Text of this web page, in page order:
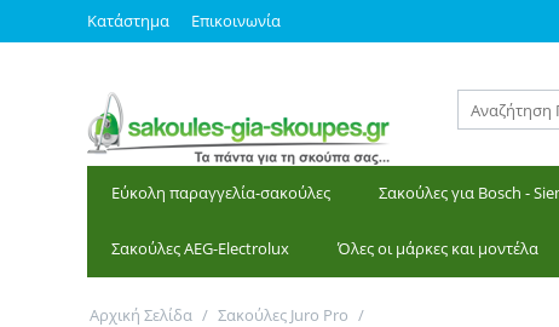
Κατάστημα Επικοινωνία
Εύκολη παραγγελία-σακούλες Σακούλες για Bosch -
Σακούλες AEG-Electrolux Όλες οι μάρκες και μοντέλα
Αρχική Σελίδα / Σακούλες Juro Pro /